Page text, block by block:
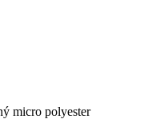
micro polyester